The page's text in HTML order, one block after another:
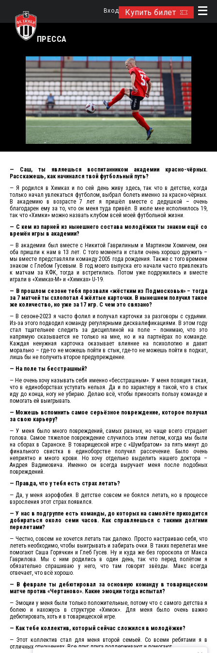
Купить билет
Вход
ПРЕССА
— Саш, ты являешься воспитанником академии красно-чёрных.
Расскажешь, как начинался твой футбольный путь?
— Я родился в Химках и по сей день живу здесь, так что в детстве, когда
только начал увлекаться футболом, выбрал болеть именно за красно-чёрных.
В академию в возрасте 7 лет я пришёл вместе с дедушкой – очень
благодарен ему за то, что он меня туда привёл. В июле мне исполнилось 19,
так что «Химки» можно назвать клубом всей моей футбольной жизни.
— С кем из парней из нынешнего состава молодёжки ты знаком ещё со
времён игры в академии?
— В академии был вместе с Никитой Гаврилиным и Мартином Хомичем, они
оба пришли к нам в 13 лет. С того момента и стали очень хорошо дружить –
мы вместе представляли команду 2005 года рождения. Также с того времени
знаком с Глебом Гусевым. В год моего выпуска его начали часто привлекать
к матчам за КФК, тогда и встретились. Потом уже подружились и вместе
играли в «Химках-М» и «Химках» U-19.
— В прошлом сезоне тебя прозвали «жёстким из Подмосковья» – тогда
за 7 матчей ты схлопотал 4 жёлтые карточки. В нынешнем получил такое
же количество, но уже за 17 игр. С чем это связано?
— В сезоне-2023 я часто фолил и получал карточки за разговоры с судьями.
Из-за этого подводил команду регулярными дисквалификациями. В этом году
стал тщательнее следить за дисциплиной на поле – понимаю, что это
напрямую сказывается не только на мне, но и на партнёрах по команде.
Каждая ненужная карточка оказывает влияние на психологию и давит
морально – где-то не можешь пойти в стык, где-то не можешь пойти в подкат,
лишь бы не получить второе предупреждение.
— На поле ты бесстрашный?
— Не очень хочу называть себя именно «бесстрашным». У меня позиция такая,
что в единоборствах уступать нельзя. Да и по характеру я такой, что в стык
иду до конца, ногу не убираю. Делаю всё, чтобы приносить пользу команде и
помогать ей выигрывать.
— Можешь вспомнить самое серьёзное повреждение, которое получал
за свою карьеру?
— У меня было много повреждений, самых разных, но чаще всего страдает
голова. Самое тяжелое повреждение случилось этим летом, когда мы были
на сборах в Саранске. В товарищеской игре с «Шумбратом» за пять минут до
финального свистка в единоборстве получил рассечение. Было очень
неприятно и много крови. Но хочу отдельно выделить нашего доктора –
Андрея Вадимовича. Именно он всегда выручает меня после подобных
повреждений.
— Правда, что у тебя есть страх летать?
— Да, у меня аэрофобия. В детстве совсем не боялся летать, но в процессе
взросления этот страх появился.
— У нас в подгруппе есть команды, до которых на самолёте приходится
добираться около семи часов. Как справляешься с такими долгими
перелетами?
— Честно, совсем не хочется летать так далеко. Просто настраиваю себя, что
лететь необходимо, чтобы выигрывать и забирать очки. В таких перелетах мне
помогают Саша Горячкин и Глеб Гусев. Ну и куда же без гороскопа от Макса
Гаврилова. Мы с ним родились в один день, так что перед полётом я
обязательно спрашиваю у него, что там говорят звёзды. Макс всегда
отвечает, что всё хорошо.
— В феврале ты дебютировал за основную команду в товарищеском
матче против «Чертаново». Какие эмоции тогда испытал?
— Эмоции у меня были только положительные, потому что с самого детства я
болею и нахожусь в структуре «Химок». Для меня было очень важно
дебютировать, хоть и в товарищеской игре.
— Как тебе коллектив, который сейчас сложился в молодёжке?
— Этот коллектив стал для меня второй семьей. Со всеми ребятами я в
отличных отношениях. Все друг друга поддерживают и помогают.